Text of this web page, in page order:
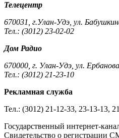
Телецентр
670031, г.Улан-Удэ, ул.
Тел.: (3012) 23-02-02
Дом Радио
670000, г. Улан-Удэ, ул.
Тел.: (3012) 21-23-10
Рекламная служба
Тел.: (3012) 21-12-33, 23-13-13,
Государственный интернет-
Cвидетельство о